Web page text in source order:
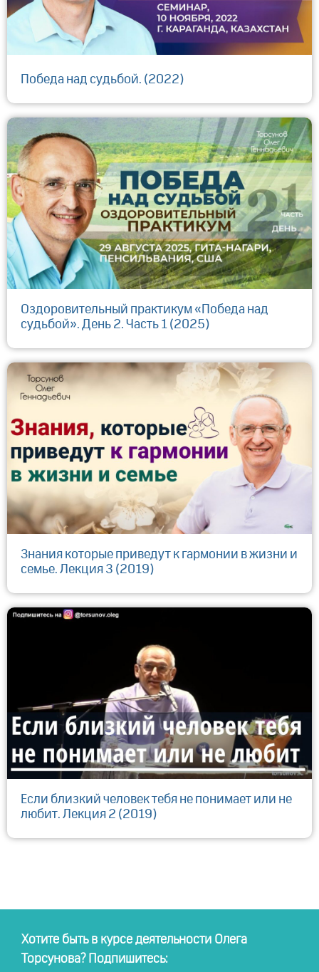
Победа над судьбой. (2022)
Оздоровительный практикум «Победа над
судьбой». День 2. Часть 1 (2025)
Знания которые приведут к гармонии в жизни и
семье. Лекция 3 (2019)
Если близкий человек тебя не понимает или не
любит. Лекция 2 (2019)
Хотите быть в курсе деятельности Олега
Торсунова? Подпишитесь: